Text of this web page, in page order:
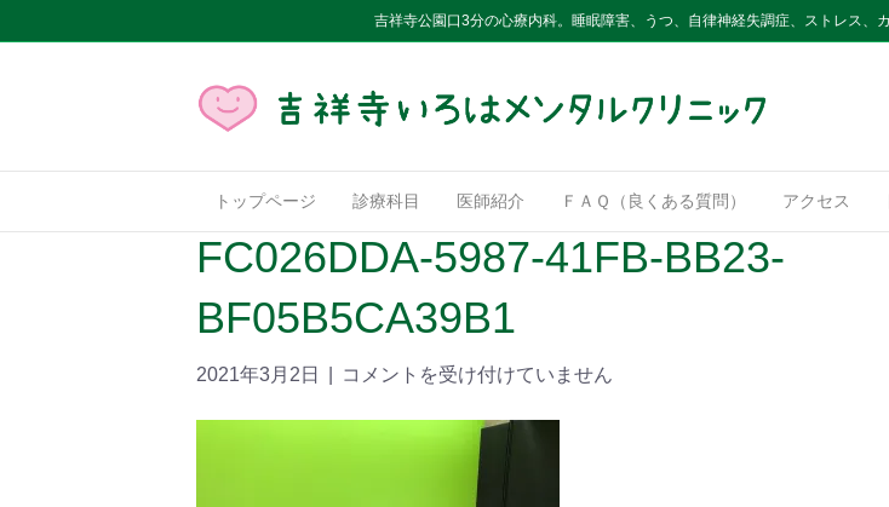
吉祥寺公園口3分の心療内科。睡眠障害、うつ、自律神経失調症、ストレス、
トップページ 診療科目 医師紹介 ＦＡＱ（良くある質問） アクセス
FC026DDA-5987-41FB-BB23-
BF05B5CA39B1
2021年3月2日 コメントを受け付けていません